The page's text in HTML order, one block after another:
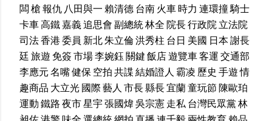
闆槍報仇 八田與一賴清德台南火車時力 連環撞騎士
卡車高鐵嘉義追思會副總統林全 院長行政院立法院
司法香港委員 新北朱立倫洪秀柱 台日 美國 日本謝長
廷旅遊 免簽市場李婉鈺關鍵飯店遊覽車客運交通部
李應元名嘴健保空拍共諜結婚證人 霸凌 歷史 手遊情
趣商品 大立光國際藝人 市長縣長宜蘭童玩節陳歐珀
運動鐵路夜市星宇張國煒吳宗憲走私台灣民眾黨林